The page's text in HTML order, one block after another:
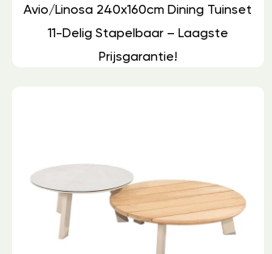
Avio/Linosa 240x160cm Dining Tuinset
11-Delig Stapelbaar – Laagste
Prijsgarantie!